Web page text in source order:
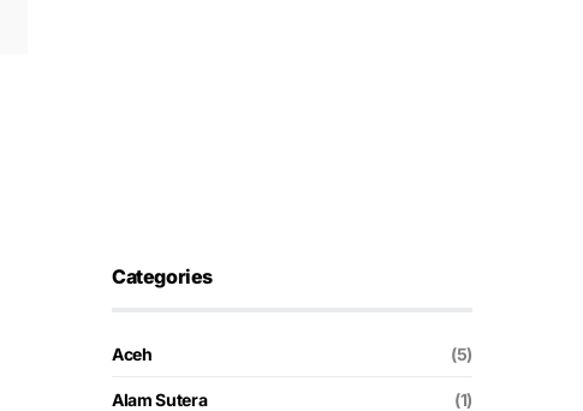
Categories
Aceh (5)
Alam Sutera (1)